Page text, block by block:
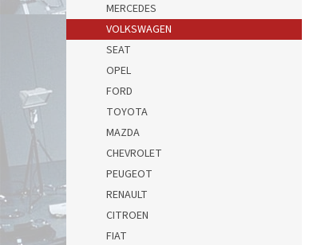
MERCEDES
VOLKSWAGEN
SEAT
OPEL
FORD
TOYOTA
MAZDA
CHEVROLET
PEUGEOT
RENAULT
CITROEN
FIAT